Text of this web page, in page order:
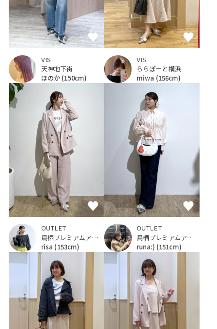
VIS
天神地下街
ほのか (150cm)
VIS
ららぽーと横浜
miwa (156cm)
OUTLET
鳥栖プレミアムアウトレット
risa (153cm)
OUTLET
鳥栖プレミアムアウトレット
runa:) (151cm)